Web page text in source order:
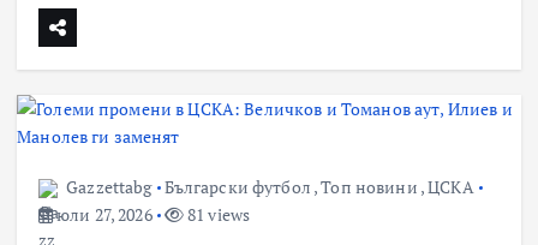
Gazzettabg Български футбол ,Топ новини ,ЦСКА
юли 27, 2026
81 views